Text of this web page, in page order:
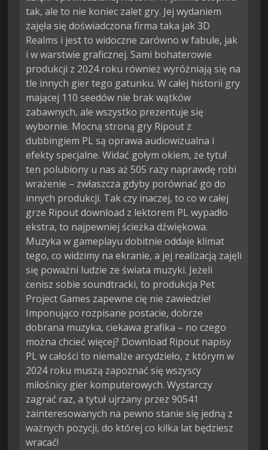
tak, ale to nie koniec zalet gry. Jej wydaniem
zajęła się doświadczona firma taka jak 3D
Realms i jest to widoczne zarówno w fabule, jak
i w warstwie graficznej. Sami bohaterowie
produkcji z 2024 roku również wyróżniają się na
tle innych gier tego gatunku. W całej historii gry
mającej 110 seedów nie brak wątków
zabawnych, ale wszystko prezentuje się
wybornie. Mocną stroną gry Ripout z
dubbingiem PL są oprawa audiowizualna i
efekty specjalne. Widać gołym okiem, że tytuł
ten polubiony u nas aż 505 razy naprawdę robi
wrażenie – zwłaszcza gdyby porównać go do
innych produkcji. Tak czy inaczej, to co w całej
grze Ripout download z lektorem PL wypadło
ekstra, to najpewniej ścieżka dźwiękowa.
Muzyka w gameplayu dobitnie oddaje klimat
tego, co widzimy na ekranie, a jej realizacją zajęli
się poważni ludzie ze świata muzyki. Jeżeli
cenisz sobie soundtracki, to produkcja Pet
Project Games zapewne cię nie zawiedzie!
Imponująco rozpisane postacie, dobrze
dobrana muzyka, ciekawa grafika – no czego
można chcieć więcej? Download Ripout napisy
PL w całości to niemalże arcydzieło, z którym w
2024 roku muszą zapoznać się wszyscy
miłośnicy gier komputerowych. Wystarczy
zagrać raz, a tytuł ujrzany przez 90541
zainteresowanych na pewno stanie się jedną z
ważnych pozycji, do której co kilka lat będziesz
wracać!